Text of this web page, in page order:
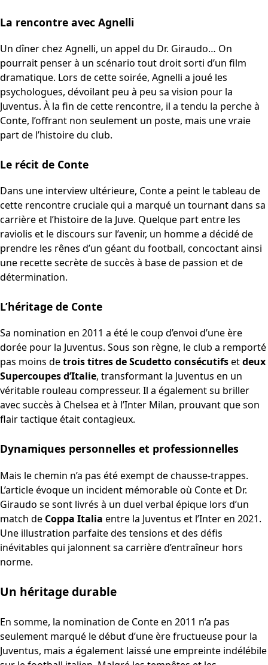
La rencontre avec Agnelli
Un dîner chez Agnelli, un appel du Dr. Giraudo… On
pourrait penser à un scénario tout droit sorti d’un film
dramatique. Lors de cette soirée, Agnelli a joué les
psychologues, dévoilant peu à peu sa vision pour la
Juventus. À la fin de cette rencontre, il a tendu la perche à
Conte, l’offrant non seulement un poste, mais une vraie
part de l’histoire du club.
Le récit de Conte
Dans une interview ultérieure, Conte a peint le tableau de
cette rencontre cruciale qui a marqué un tournant dans sa
carrière et l’histoire de la Juve. Quelque part entre les
raviolis et le discours sur l’avenir, un homme a décidé de
prendre les rênes d’un géant du football, concoctant ainsi
une recette secrète de succès à base de passion et de
détermination.
L’héritage de Conte
Sa nomination en 2011 a été le coup d’envoi d’une ère
dorée pour la Juventus. Sous son règne, le club a remporté
pas moins detrois titres de Scudetto consécutifsetdeux
Supercoupes d’Italie, transformant la Juventus en un
véritable rouleau compresseur. Il a également su briller
avec succès à Chelsea et à l’Inter Milan, prouvant que son
flair tactique était contagieux.
Dynamiques personnelles et professionnelles
Mais le chemin n’a pas été exempt de chausse-trappes.
L’article évoque un incident mémorable où Conte et Dr.
Giraudo se sont livrés à un duel verbal épique lors d’un
match de Coppa Italia entre la Juventus et l’Inter en 2021.
Une illustration parfaite des tensions et des défis
inévitables qui jalonnent sa carrière d’entraîneur hors
norme.
Un héritage durable
En somme, la nomination de Conte en 2011 n’a pas
seulement marqué le début d’une ère fructueuse pour la
Juventus, mais a également laissé une empreinte indélébile